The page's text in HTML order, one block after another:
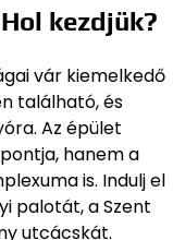
kezdjük?
vár kiemelkedő
található, és
Az épület
hanem a
is. Indulj el
palotát, a Szent
utcácskát.